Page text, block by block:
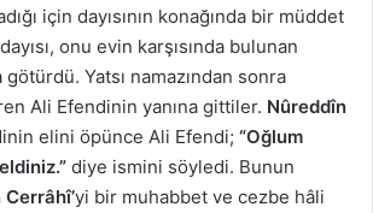
için dayısının konağında bir müddet
onu evin karşısında bulunan
götürdü. Yatsı namazından sonra
Ali Efendinin yanına gittiler. Nûreddîn
elini öpünce Ali Efendi; “Oğlum
diye ismini söyledi. Bunun
yi bir muhabbet ve cezbe hâli